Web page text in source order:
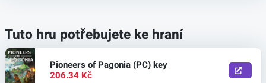
Tuto hru potřebujete ke hraní
Pioneers of Pagonia (PC) key
206.34 Kč